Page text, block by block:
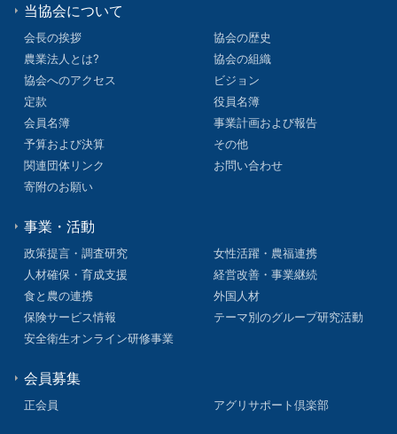
当協会について
会長の挨拶
協会の歴史
農業法人とは?
協会の組織
協会へのアクセス
ビジョン
定款
役員名簿
会員名簿
事業計画および報告
予算および決算
その他
関連団体リンク
お問い合わせ
寄附のお願い
事業・活動
政策提言・調査研究
女性活躍・農福連携
人材確保・育成支援
経営改善・事業継続
食と農の連携
外国人材
保険サービス情報
テーマ別のグループ研究活動
安全衛生オンライン研修事業
会員募集
正会員 アグリサポート倶楽部